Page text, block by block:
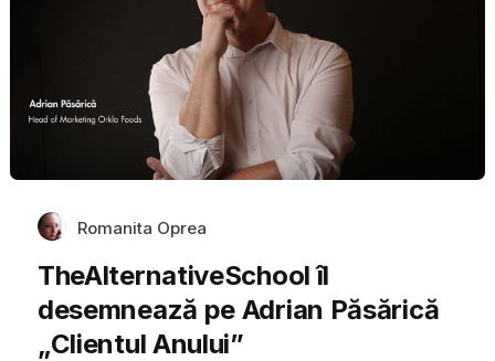
Romanita Oprea
TheAlternativeSchool îl
desemnează pe Adrian Păsărică
„Clientul Anului”